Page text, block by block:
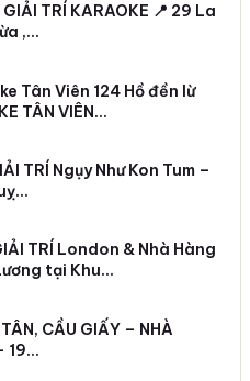
TRÍ KARAOKE 📍 29 La
,…
Tân Viên 124 Hồ đền lừ
TÂN VIÊN…
TRÍ Ngụy Như Kon Tum –
TRÍ London & Nhà Hàng
tại Khu…
CẦU GIẤY – NHÀ
19…